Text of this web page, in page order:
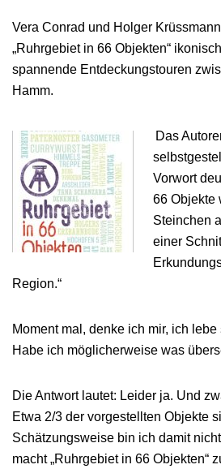
Vera Conrad und Holger
„Ruhrgebiet in 66 Objekten“
spannende Entdeckungstouren
Hamm.
Das
Vorwort
66 Objekte
Steinchen
einer
Region.“
Moment mal, denke ich mir, ich lebe
Habe ich möglicherweise was
Die Antwort lautet: Leider ja. Und
Etwa 2/3 der vorgestellten Objekte
Schätzungsweise bin ich damit
macht „Ruhrgebiet in 66 Objekten“